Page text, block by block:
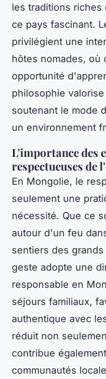
les traditions riches
ce pays fascinant.
privilégient une
hôtes nomades, où
opportunité
philosophie
soutenant le mode
un environnement
L'importance des
respectueuses de
En Mongolie, le
seulement une
nécessité. Que ce
autour d'un feu
sentiers des
geste adopte une
responsable en
séjours familiaux,
authentique avec
réduit non
contribue
communautés